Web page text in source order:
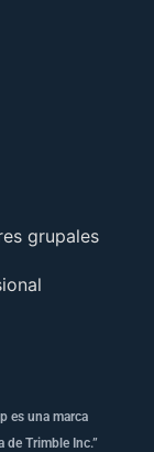
grupales
es una marca
de Trimble Inc.”